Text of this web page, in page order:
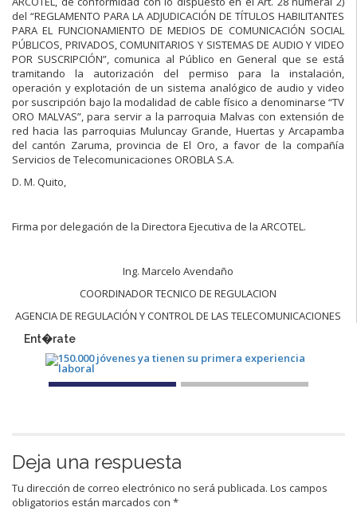
del “REGLAMENTO PARA LA ADJUDICACIÓN DE TÍTULOS HABILITANTES
PARA EL FUNCIONAMIENTO DE MEDIOS DE COMUNICACIÓN SOCIAL
PÚBLICOS, PRIVADOS, COMUNITARIOS Y SISTEMAS DE AUDIO Y VIDEO
POR SUSCRIPCIÓN”, comunica al Público en General que se está
tramitando la autorización del permiso para la instalación,
operación y explotación de un sistema analógico de audio y video
por suscripción bajo la modalidad de cable físico a denominarse “TV
ORO MALVAS”, para servir a la parroquia Malvas con extensión de
red hacia las parroquias Muluncay Grande, Huertas y Arcapamba
del cantón Zaruma, provincia de El Oro, a favor de la compañía
Servicios de Telecomunicaciones OROBLA S.A.
D. M. Quito,
Firma por delegación de la Directora Ejecutiva de la ARCOTEL.
Ing. Marcelo Avendaño
COORDINADOR TECNICO DE REGULACION
AGENCIA DE REGULACIÓN Y CONTROL DE LAS TELECOMUNICACIONES
Ent�rate
Deja una respuesta
Tu dirección de correo electrónico no será publicada. Los campos
obligatorios están marcados con *